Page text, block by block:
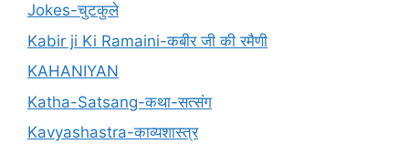
Jokes-चुटकुले
Kabir ji Ki Ramaini-कबीर जी की रमैणी
KAHANIYAN
Katha-Satsang-कथा-सत्संग
Kavyashastra-काव्यशास्त्र